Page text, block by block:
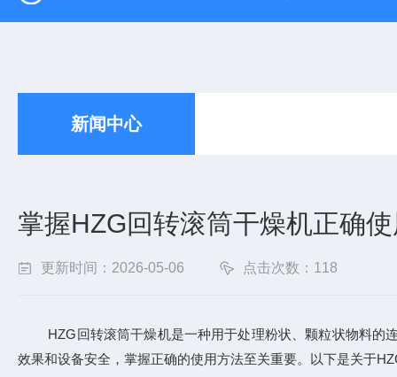
新闻中心
掌握HZG回转滚筒干燥机正确
更新时间：2026-05-06 点击次数：118
HZG回转滚筒干燥机是一种用于处理粉状、颗粒状物料的连
效果和设备安全，掌握正确的使用方法至关重要。以下是关于